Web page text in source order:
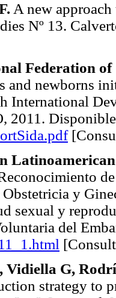
A new
Nº 13.
Federation
and newborns
International
2011.
Obstetricia y
sexual y
del
Vidiella G,
strategy to